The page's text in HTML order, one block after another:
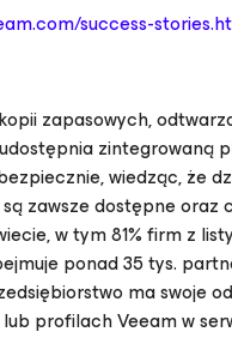
success-
zapasowych,
zintegrowaną
wiedząc, że
zawsze dostępne
w tym 81% firm z
ponad 35 tys.
ma swoje
lub profilach Veeam w